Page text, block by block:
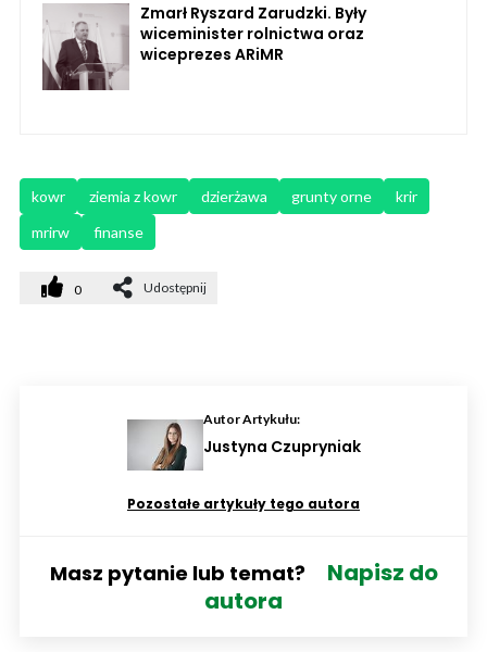
Zmarł Ryszard Zarudzki. Były
wiceminister rolnictwa oraz
wiceprezes ARiMR
kowr ziemia z kowr dzierżawa grunty orne
krir
mrirw
finanse
0 Udostępnij
Autor Artykułu:
Justyna Czupryniak
Pozostałe artykuły tego autora
Masz pytanie lub temat?
Napisz do
autora